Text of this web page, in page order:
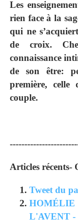
Les
rien face à la
qui ne
de croix.
connaissance
de son être:
première,
couple.
Articles récents-
Tweet du
L'AVENT -